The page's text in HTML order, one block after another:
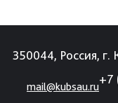
350044, Россия, г.
mail@kubsau.ru
+7